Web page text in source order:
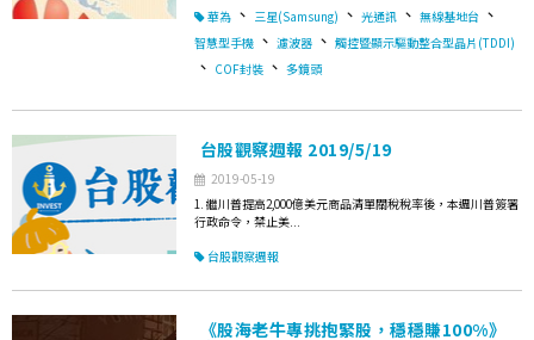
華為 、 三星(Samsung) 、 光通訊 、 無線基地台 、
智慧型手機 、 濾波器 、 觸控暨顯示驅動整合型晶片(TDDI)
、 COF封裝 、 多鏡頭
台股觀察週報 2019/5/19
2019-05-19
1. 繼川普提高2,000億美元商品清單關稅稅率後，本週川普簽署
行政命令，禁止美...
台股觀察週報
《股海老牛專挑抱緊股，穩穩賺100%》